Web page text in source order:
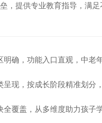
，提供专业教育指导，满
明确，功能入口直观，中老
呈现，按成长阶段精准划分
全覆盖，从多维度助力孩子